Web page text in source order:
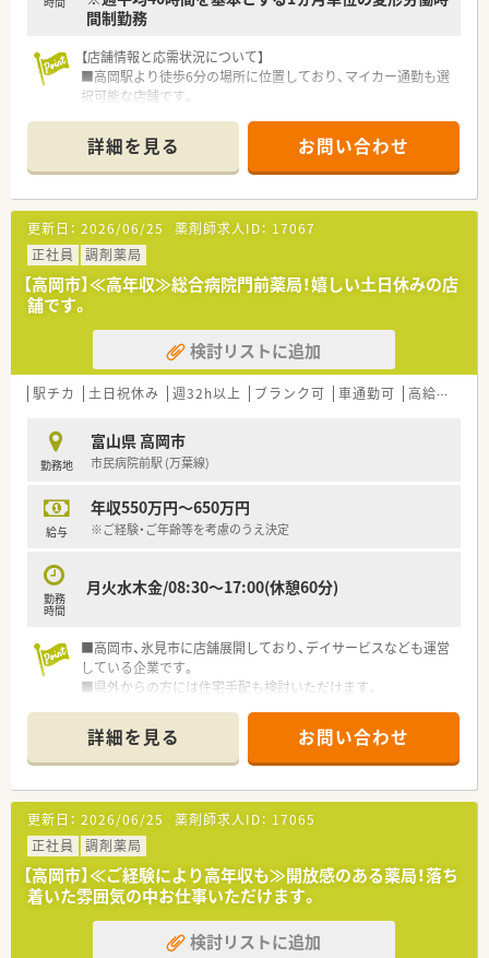
間制勤務
【店舗情報と応需状況について】
■高岡駅より徒歩6分の場所に位置しており、マイカー通勤も選
択可能な店舗です。
160枚から200枚を対応します。
■常時5名から7名の薬剤師体制を敷いており、事務スタッフと
共に手厚い人員配置を実現しています。
【法人特徴について】
■富山県を中心に石川県や関東エリアにも店舗を展開し、地域医
療への貢献を重視している企業です。
■調剤薬局事業に加え、訪問看護や居宅介護支援事業も運営し、
地域包括ケアシステムを支えています。
■経営層と現場の距離が近く、ボトムアップで意見が反映されや
すい風通しの良い社風が魅力です。
【勤務実態について】
■残業時間は月平均10時間程度と非常に少なく、プライベート
■残業代は1分単位できっちりと支給されるため、サービス残業
の心配がなく安心して勤務できます。
■店舗によっては半日休暇を組み合わせたシフトもあり、柔軟な
【職場環境と雰囲気】
■離職率が低く平均年齢は40代前半となっており、落ち着いた
ジの変化にも柔軟に対応しています。
詳細を見る お問い合わせ
更新日： 2026/06/25 薬剤師求人ID： 17067
正社員
調剤薬局
【高岡市】≪高年収≫総合病院門前薬局！嬉しい土日休みの店
舗です。
検討リストに追加
駅チカ 土日祝休み 週32h以上 ブランク可 車通勤可 高給与(600万円以上)
勤務地
富山県 高岡市
市民病院前駅 (万葉線)
給与
年収550万円～650万円
※ご経験・ご年齢等を考慮のうえ決定
勤務
時間
月火水木金/08:30～17:00(休憩60分)
■高岡市、氷見市に店舗展開しており、デイサービスなども運営
している企業です。
■県外からの方には住宅手配も検討いただけます。
詳細を見る お問い合わせ
更新日： 2026/06/25 薬剤師求人ID： 17065
正社員
調剤薬局
【高岡市】≪ご経験により高年収も≫開放感のある薬局！落ち
着いた雰囲気の中お仕事いただけます。
検討リストに追加